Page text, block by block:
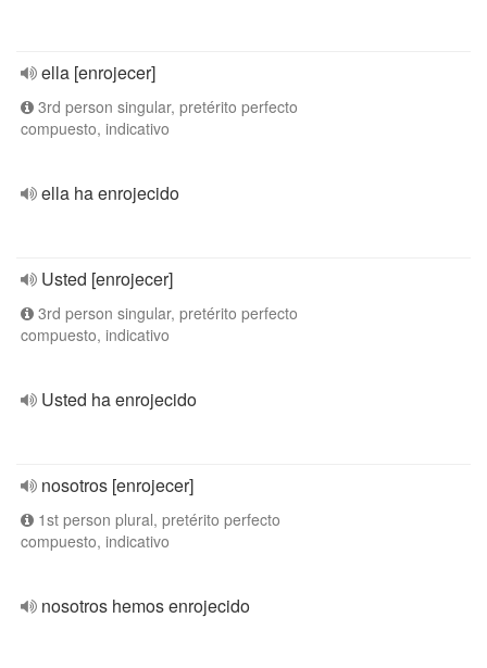
ella [enrojecer]
3rd person singular, pretérito perfecto
compuesto, indicativo
ella ha enrojecido
Usted [enrojecer]
3rd person singular, pretérito perfecto
compuesto, indicativo
Usted ha enrojecido
nosotros [enrojecer]
1st person plural, pretérito perfecto
compuesto, indicativo
nosotros hemos enrojecido